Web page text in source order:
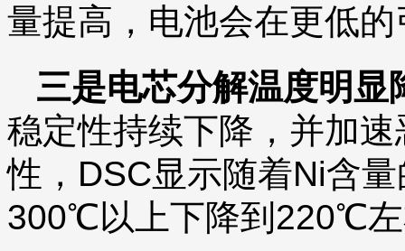
量提高，电池会在更低
三是电芯分解温度明显
稳定性持续下降，并加
性，DSC显示随着Ni含
300℃以上下降到220℃